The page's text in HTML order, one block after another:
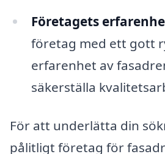
Företagets
företag med ett gott
erfarenhet av
säkerställa
För att underlätta din
pålitligt företag för